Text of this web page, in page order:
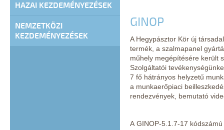
HAZAI KEZDEMÉNYEZÉSEK
NEMZETKÖZI
KEZDEMÉNYEZÉSEK
GINOP
A Hegypásztor Kör új
termék, a szalmapanel
műhely megépítésére került
Szolgáltatói
7 fő hátrányos helyzetű
a munkaerőpiaci
rendezvények, bemutató
A GINOP-5.1.7-17